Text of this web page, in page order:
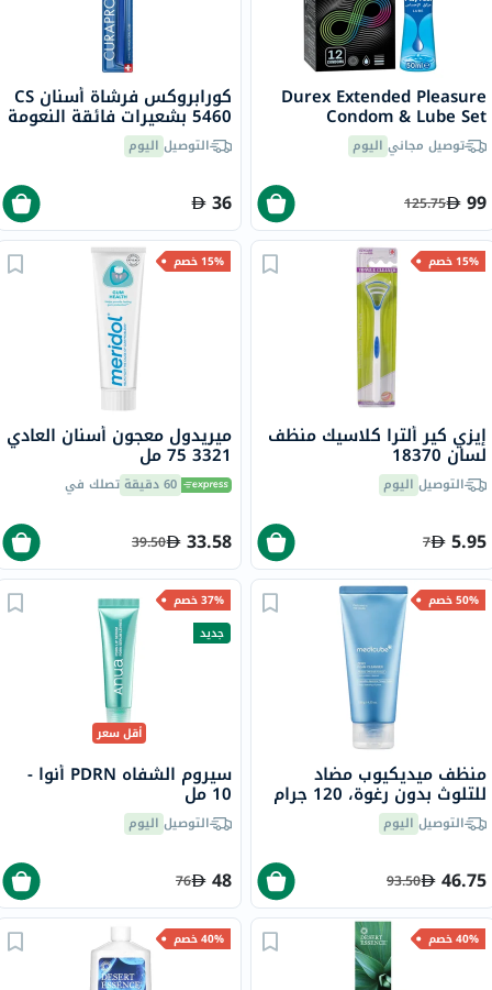
Durex Extended Pleasure
Condom & Lube Set
توصيل مجاني اليوم
99
125.75
كورابروكس فرشاة أسنان CS
5460 بشعيرات فائقة النعومة
التوصيل اليوم
36
15% خصم
إيزي كير ألترا كلاسيك منظف
لسان 18370
التوصيل اليوم
5.95
7
15% خصم
ميريدول معجون أسنان العادي
3321 75 مل
60 دقيقة تصلك في
33.58
39.50
50% خصم
منظف ميديكيوب مضاد
للتلوث بدون رغوة، 120 جرام
التوصيل اليوم
46.75
93.50
37% خصم
جديد
أقل سعر
سيروم الشفاه PDRN أنوا -
10 مل
التوصيل اليوم
48
76
40% خصم 40% خصم